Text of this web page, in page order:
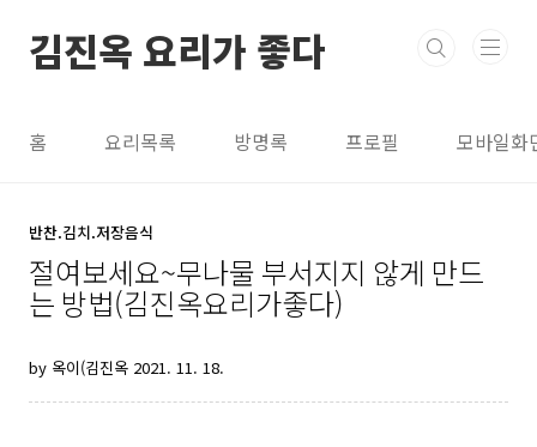
김진옥 요리가 좋다
홈 요리목록 방명록 프로필 모바일화
반찬.김치.저장음식
절여보세요~무나물 부서지지 않게 만드
는 방법(김진옥요리가좋다)
by 옥이(김진옥 2021. 11. 18.